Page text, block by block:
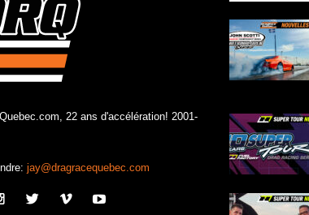
22 ans d'accélération! 2001-
jay@dragracequebec.com